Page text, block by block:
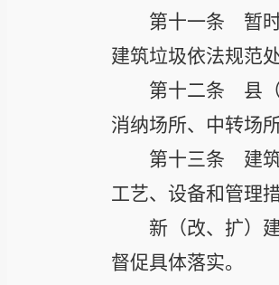
第十一条 暂时
建筑垃圾依法规范
第十二条 县（
消纳场所、中转场
第十三条 建筑
工艺、设备和管理
新（改、扩）
督促具体落实。